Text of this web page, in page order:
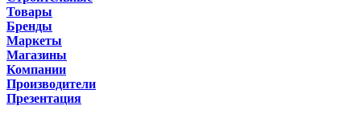
Товары
Бренды
Маркеты
Магазины
Компании
Производители
Презентация